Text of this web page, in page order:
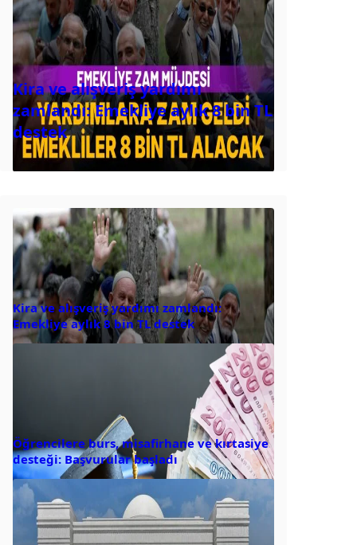
Kira ve alışveriş yardımı
zamlandı: Emekliye aylık 8 bin TL
destek
Kira ve alışveriş yardımı zamlandı:
Emekliye aylık 8 bin TL destek
Öğrencilere burs, misafirhane ve kırtasiye
desteği: Başvurular başladı